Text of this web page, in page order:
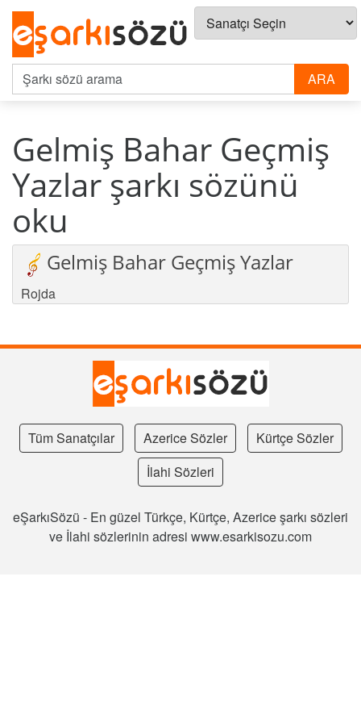
Gelmiş Bahar Geçmiş
Yazlar şarkı sözünü
oku
Gelmiş Bahar Geçmiş Yazlar
Rojda
Tüm Sanatçılar Azerice Sözler
Kürtçe Sözler
İlahi Sözleri
eŞarkıSözü - En güzel Türkçe, Kürtçe, Azerice şarkı sözleri
ve İlahi sözlerinin adresi www.esarkisozu.com